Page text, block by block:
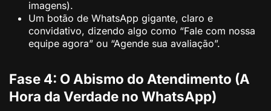
imagens).
Um botão de WhatsApp gigante, claro e
convidativo, dizendo algo como “Fale com nossa
equipe agora” ou “Agende sua avaliação”.
Fase 4: O Abismo do Atendimento (A
Hora da Verdade no WhatsApp)